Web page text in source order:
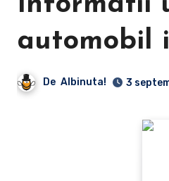
automobil
De Albinuta! 3